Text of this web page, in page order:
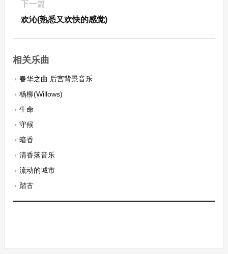
下一篇
欢沁(熟悉又欢快的感觉)
相关乐曲
春华之曲 后宫背景音乐
杨柳(Willows)
生命
守候
暗香
清香落音乐
流动的城市
踏古